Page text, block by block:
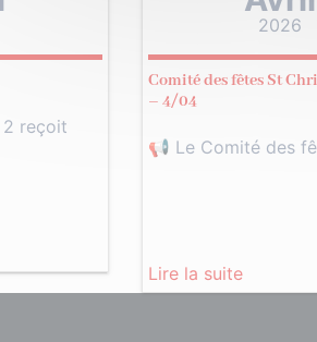
2 reçoit
2026
Comité des fêtes St
– 4/04
📢 Le Comité des
Lire la suite